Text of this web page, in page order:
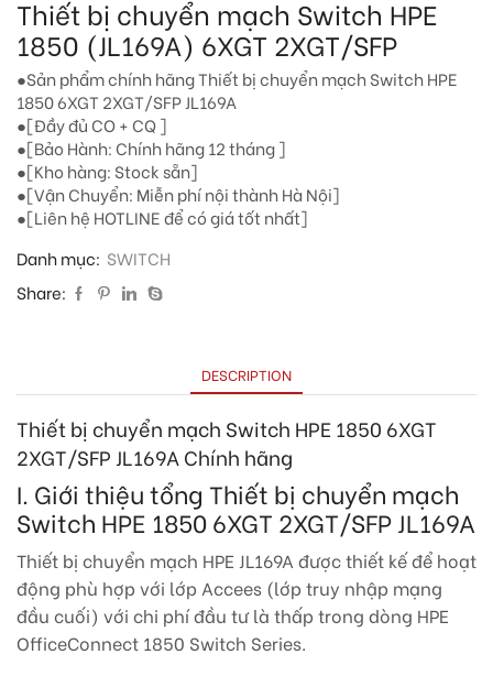
Thiết bị chuyển mạch Switch HPE
1850 (JL169A) 6XGT 2XGT/SFP
●Sản phẩm chính hãng Thiết bị chuyển mạch Switch HPE
1850 6XGT 2XGT/SFP JL169A
●[Đầy đủ CO + CQ ]
●[Bảo Hành: Chính hãng 12 tháng ]
●[Kho hàng: Stock sẵn]
●[Vận Chuyển: Miễn phí nội thành Hà Nội]
●[Liên hệ HOTLINE để có giá tốt nhất]
Danh mục: SWITCH
Share:
DESCRIPTION
Thiết bị chuyển mạch Switch HPE 1850 6XGT
2XGT/SFP JL169A Chính hãng
I. Giới thiệu tổng Thiết bị chuyển mạch
Switch HPE 1850 6XGT 2XGT/SFP JL169A
Thiết bị chuyển mạch HPE JL169A được thiết kế để hoạt
động phù hợp với lớp Accees (lớp truy nhập mạng
đầu cuối) với chi phí đầu tư là thấp trong dòng HPE
OfficeConnect 1850 Switch Series.